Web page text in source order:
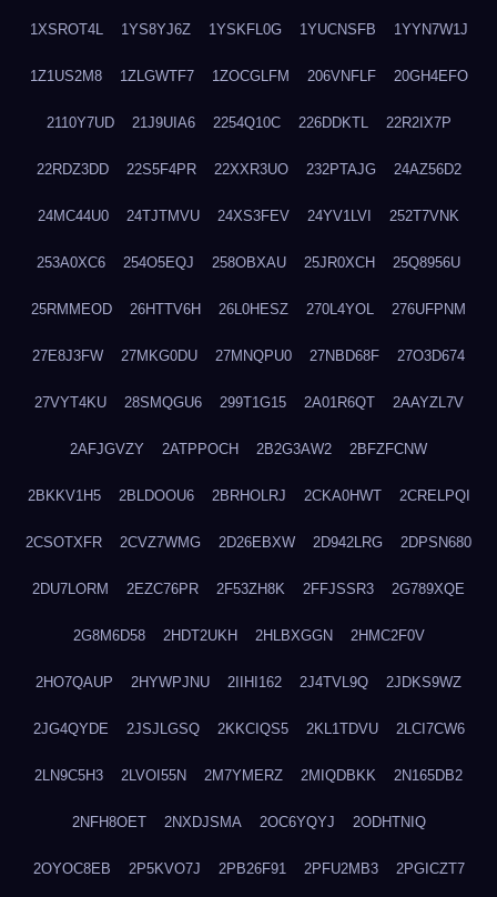
1XSROT4L 1YS8YJ6Z 1YSKFL0G 1YUCNSFB 1YYN7W1J
1Z1US2M8 1ZLGWTF7 1ZOCGLFM 206VNFLF 20GH4EFO
2110Y7UD 21J9UIA6 2254Q10C 226DDKTL 22R2IX7P
22RDZ3DD 22S5F4PR 22XXR3UO 232PTAJG 24AZ56D2
24MC44U0 24TJTMVU 24XS3FEV 24YV1LVI 252T7VNK
253A0XC6 254O5EQJ 258OBXAU 25JR0XCH 25Q8956U
25RMMEOD 26HTTV6H 26L0HESZ 270L4YOL 276UFPNM
27E8J3FW 27MKG0DU 27MNQPU0 27NBD68F 27O3D674
27VYT4KU 28SMQGU6 299T1G15 2A01R6QT 2AAYZL7V
2AFJGVZY 2ATPPOCH 2B2G3AW2 2BFZFCNW
2BKKV1H5 2BLDOOU6 2BRHOLRJ 2CKA0HWT 2CRELPQI
2CSOTXFR 2CVZ7WMG 2D26EBXW 2D942LRG 2DPSN680
2DU7LORM 2EZC76PR 2F53ZH8K 2FFJSSR3 2G789XQE
2G8M6D58 2HDT2UKH 2HLBXGGN 2HMC2F0V
2HO7QAUP 2HYWPJNU 2IIHI162 2J4TVL9Q 2JDKS9WZ
2JG4QYDE 2JSJLGSQ 2KKCIQS5 2KL1TDVU 2LCI7CW6
2LN9C5H3 2LVOI55N 2M7YMERZ 2MIQDBKK 2N165DB2
2NFH8OET 2NXDJSMA 2OC6YQYJ 2ODHTNIQ
2OYOC8EB 2P5KVO7J 2PB26F91 2PFU2MB3 2PGICZT7